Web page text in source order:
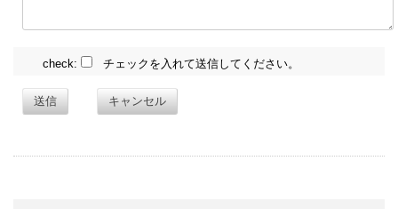
check: チェックを入れて送信してください。
送信 キャンセル